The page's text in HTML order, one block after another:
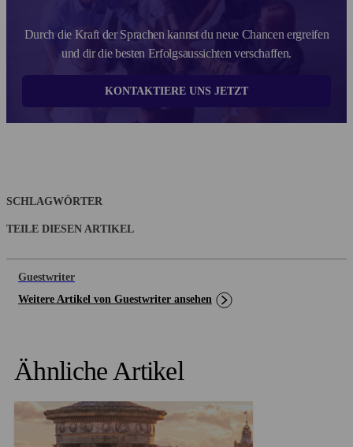
Durch die Kraft der Sprachen kannst du neue Chancen ergreifen
und dir die besten Erfolgsaussichten verschaffen.
KONTAKTIERE UNS JETZT
SCHLAGWÖRTER
TEILE DIESEN ARTIKEL
Guestwriter
Weitere Artikel von Guestwriter ansehen
Ähnliche Artikel